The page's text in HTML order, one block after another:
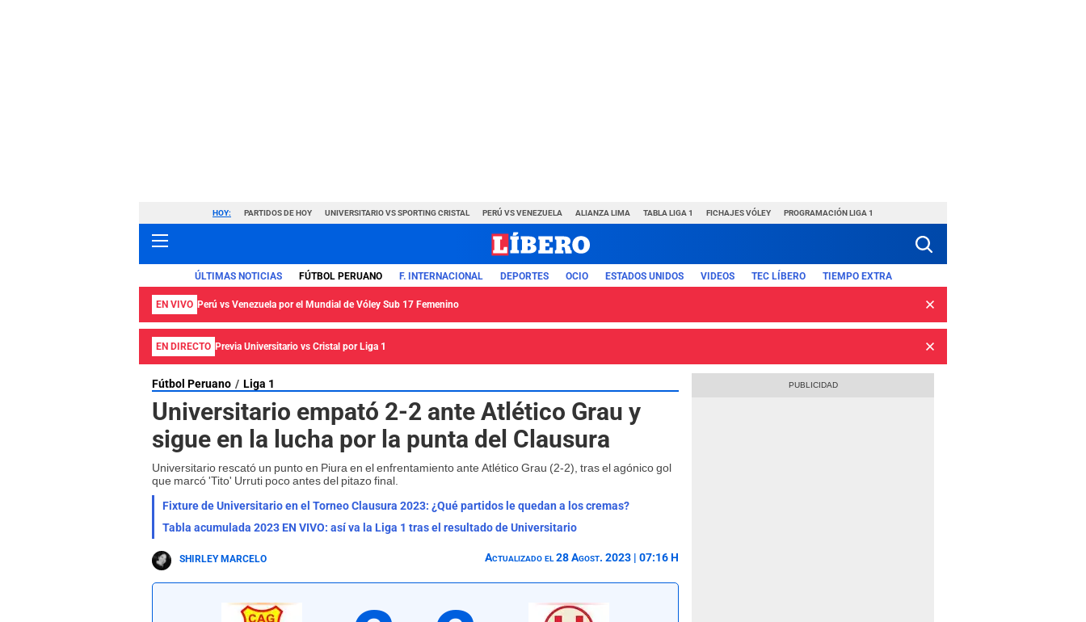
HOY: PARTIDOS DE HOY UNIVERSITARIO VS SPORTING CRISTAL PERÚ VS VENEZUELA ALIANZA LIMA TABLA LIGA 1 FICHAJES VÓLEY PROGRAMACIÓN LIGA 1
ÚLTIMAS NOTICIAS FÚTBOL PERUANO F. INTERNACIONAL DEPORTES OCIO ESTADOS UNIDOS VIDEOS TEC LÍBERO TIEMPO EXTRA
EN VIVO Perú vs Venezuela por el Mundial de Vóley Sub 17 Femenino
EN DIRECTO Previa Universitario vs Cristal por Liga 1
Fútbol Peruano Liga 1
Universitario empató 2-2 ante Atlético Grau y
sigue en la lucha por la punta del Clausura
Universitario rescató un punto en Piura en el enfrentamiento ante Atlético Grau (2-2), tras el agónico gol
que marcó 'Tito' Urruti poco antes del pitazo final.
Fixture de Universitario en el Torneo Clausura 2023: ¿Qué partidos le quedan a los cremas?
Tabla acumulada 2023 EN VIVO: así va la Liga 1 tras el resultado de Universitario
SHIRLEY MARCELO Actualizado el 28 Agost. 2023 | 07:16 H